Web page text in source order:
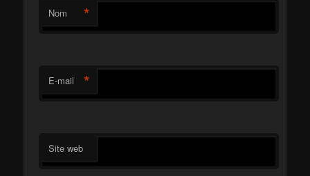
Nom *
E-mail *
Site web